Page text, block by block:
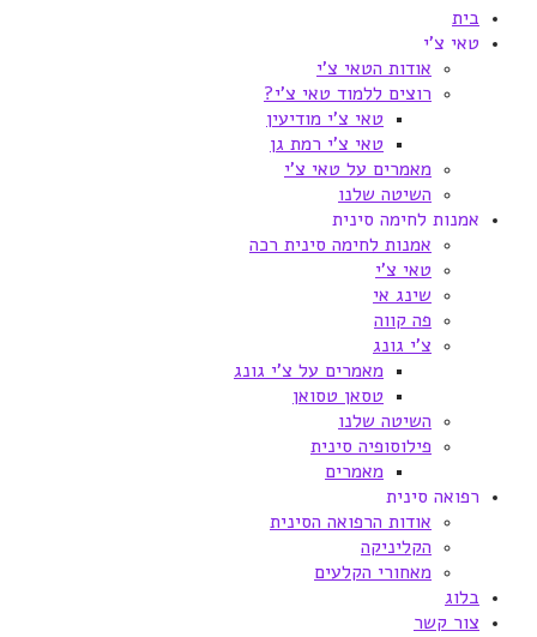
בית
טאי צ'י
אודות הטאי צ'י
רוצים ללמוד טאי צ'י?
טאי צ'י מודיעין
טאי צ'י רמת גן
מאמרים על טאי צ'י
השיטה שלנו
אמנות לחימה סינית
אמנות לחימה סינית רכה
טאי צ'י
שינג אי
פה קווה
צ'י גונג
מאמרים על צ'י גונג
טסאן טסואן
השיטה שלנו
פילוסופיה סינית
מאמרים
רפואה סינית
אודות הרפואה הסינית
הקליניקה
מאחורי הקלעים
בלוג
צור קשר